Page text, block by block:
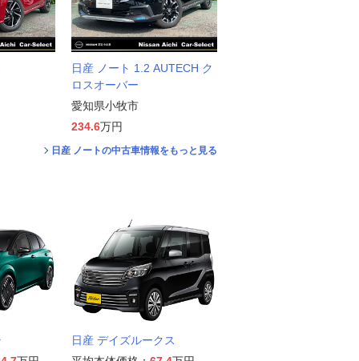
日産 ノート 1.2 AUTECH ク
ロスオーバー
愛知県小牧市
234.6万円
日産 ノートの中古車情報をもっと見る
日産 デイズルークス